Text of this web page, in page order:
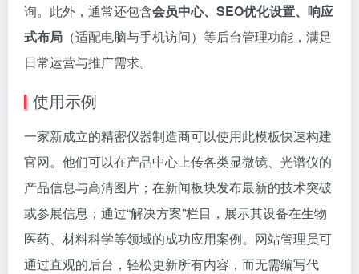
询。此外，通常还包含会员中心、SEO优化设置、响应
式布局 （适配电脑与手机访问）等后台管理功能，满足
日常运营与推广需求。
使用示例
一家新成立的精密仪器制造商可以使用此模板快速构建
官网。他们可以在产品中心上传各类显微镜、光谱仪的
产品信息与高清图片；在新闻板块发布最新的技术突破
或参展信息；通过“解决方案”栏目，展示其设备在生物
医药、材料科学等领域的成功应用案例。网站管理员可
通过直观的后台，轻松更新所有内容，而无需编写代